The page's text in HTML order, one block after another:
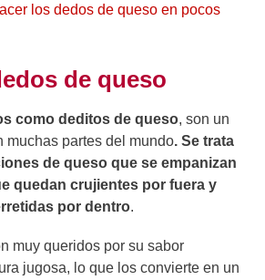
los dedos de queso en pocos
de queso
como deditos de queso, son un
muchas partes del mundo. Se trata
de queso que se empanizan
quedan crujientes por fuera y
por dentro.
muy queridos por su sabor
jugosa, lo que los convierte en un